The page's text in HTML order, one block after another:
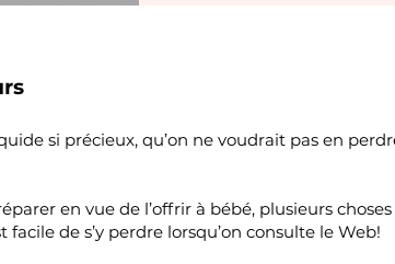
si précieux, qu’on ne voudrait pas en
en vue de l’offrir à bébé, plusieurs
de s’y perdre lorsqu’on consulte le Web!